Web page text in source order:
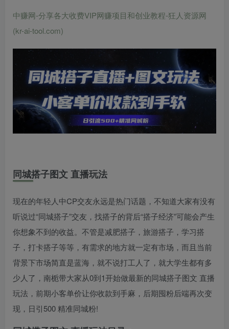
中赚网-分享各大收费VIP网赚项目和创业教程-狂人资源网
(kr-ai-tool.com)
同城搭子图文 直播玩法
现在的年轻人中CP交友永远是热门话题，不知道大家有没有
听说过“同城搭子”交友，找搭子的背后“搭子经济”可能会产生
你想象不到的收益。不管是减肥搭子，旅游搭子，学习搭
子，打卡搭子等等，有需求的地方就一定有市场，而且当前
背景下市场简直是蓝海，就不说打工人了，就大学生都有多
少人了，南栀带大家从0到1开始做最新的同城搭子图文 直播
玩法，前期小客单价让你收款到手麻，后期囤粉后端再次变
现，日引500 精准同城粉!